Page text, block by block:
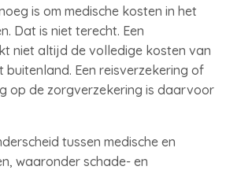
is om medische kosten in het
Dat is niet terecht. Een
niet altijd de volledige kosten van
buitenland. Een reisverzekering of
op de zorgverzekering is daarvoor
tussen medische en
waaronder schade- en